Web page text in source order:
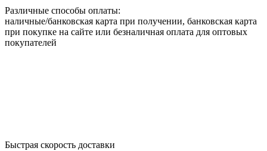
Различные способы оплаты:
наличные/банковская карта при получении, банковская карта
при покупке на сайте или безналичная оплата для оптовых
покупателей
Быстрая скорость доставки